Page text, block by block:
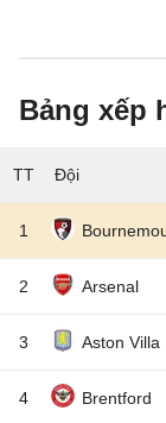
Bảng xếp
TT Đội
1
2 Arsenal
3 Aston Villa
4 Brentford